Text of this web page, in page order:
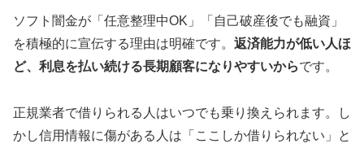
ソフト闇金が「任意整理中OK」「自己破産後でも融資」
を積極的に宣伝する理由は明確です。 返済能力が低い人ほ
ど、利息を払い続ける長期顧客になりやすいからです。
正規業者で借りられる人はいつでも乗り換えられます。し
かし信用情報に傷がある人は「ここしか借りられない」と